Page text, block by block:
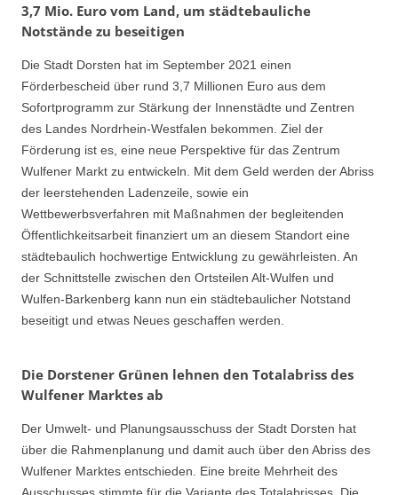
3,7 Mio. Euro vom Land, um städtebauliche
Notstände zu beseitigen
Die Stadt Dorsten hat im September 2021 einen
Förderbescheid über rund 3,7 Millionen Euro aus dem
Sofortprogramm zur Stärkung der Innenstädte und Zentren
des Landes Nordrhein-Westfalen bekommen. Ziel der
Förderung ist es, eine neue Perspektive für das Zentrum
Wulfener Markt zu entwickeln. Mit dem Geld werden der Abriss
der leerstehenden Ladenzeile, sowie ein
Wettbewerbsverfahren mit Maßnahmen der begleitenden
Öffentlichkeitsarbeit finanziert um an diesem Standort eine
städtebaulich hochwertige Entwicklung zu gewährleisten. An
der Schnittstelle zwischen den Ortsteilen Alt-Wulfen und
Wulfen-Barkenberg kann nun ein städtebaulicher Notstand
beseitigt und etwas Neues geschaffen werden.
Die Dorstener Grünen lehnen den Totalabriss des
Wulfener Marktes ab
Der Umwelt- und Planungsausschuss der Stadt Dorsten hat
über die Rahmenplanung und damit auch über den Abriss des
Wulfener Marktes entschieden. Eine breite Mehrheit des